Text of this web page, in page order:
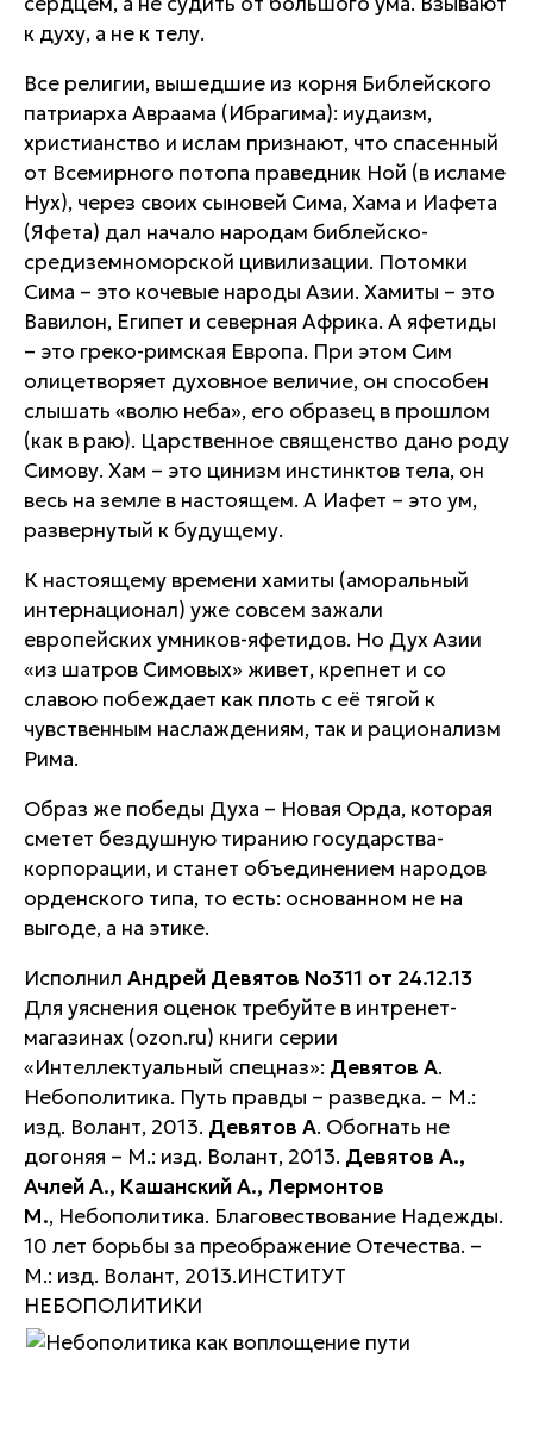
к духу, а не к телу.
Все религии, вышедшие из корня Библейского
патриарха Авраама (Ибрагима): иудаизм,
христианство и ислам признают, что спасенный
от Всемирного потопа праведник Ной (в исламе
Нух), через своих сыновей Сима, Хама и Иафета
(Яфета) дал начало народам библейско-
средиземноморской цивилизации. Потомки
Сима – это кочевые народы Азии. Хамиты – это
Вавилон, Египет и северная Африка. А яфетиды
– это греко-римская Европа. При этом Сим
олицетворяет духовное величие, он способен
слышать «волю неба», его образец в прошлом
(как в раю). Царственное священство дано роду
Симову. Хам – это цинизм инстинктов тела, он
весь на земле в настоящем. А Иафет – это ум,
развернутый к будущему.
К настоящему времени хамиты (аморальный
интернационал) уже совсем зажали
европейских умников-яфетидов. Но Дух Азии
«из шатров Симовых» живет, крепнет и со
славою побеждает как плоть с её тягой к
чувственным наслаждениям, так и рационализм
Рима.
Образ же победы Духа – Новая Орда, которая
сметет бездушную тиранию государства-
корпорации, и станет объединением народов
орденского типа, то есть: основанном не на
выгоде, а на этике.
Исполнил Андрей Девятов No311 от 24.12.13
Для уяснения оценок требуйте в интренет-
магазинах (ozon.ru) книги серии
«Интеллектуальный спецназ»: Девятов А.
Небополитика. Путь правды – разведка. – М.:
изд. Волант, 2013. Девятов А. Обогнать не
догоняя – М.: изд. Волант, 2013. Девятов А.,
Ачлей А., Кашанский А., Лермонтов
М., Небополитика. Благовествование Надежды.
10 лет борьбы за преображение Отечества. –
М.: изд. Волант, 2013.ИНСТИТУТ
НЕБОПОЛИТИКИ